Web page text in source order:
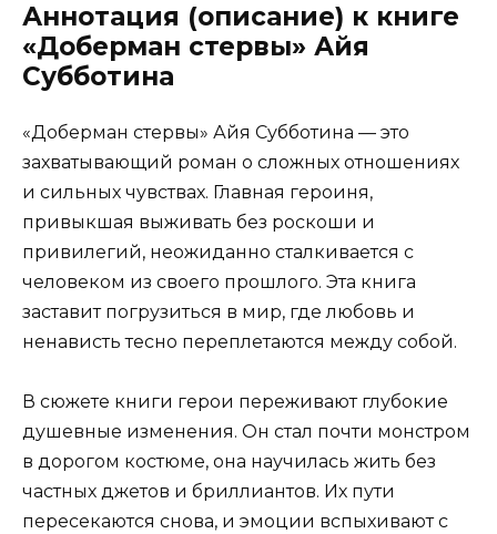
Аннотация (описание) к книге
«Доберман стервы» Айя
Субботина
«Доберман стервы» Айя Субботина — это
захватывающий роман о сложных отношениях
и сильных чувствах. Главная героиня,
привыкшая выживать без роскоши и
привилегий, неожиданно сталкивается с
человеком из своего прошлого. Эта книга
заставит погрузиться в мир, где любовь и
ненависть тесно переплетаются между собой.
В сюжете книги герои переживают глубокие
душевные изменения. Он стал почти монстром
в дорогом костюме, она научилась жить без
частных джетов и бриллиантов. Их пути
пересекаются снова, и эмоции вспыхивают с